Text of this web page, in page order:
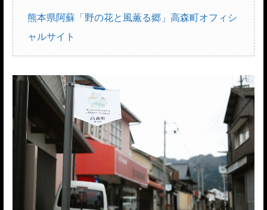
熊本県阿蘇「野の花と風薫る郷」高森町オフィシ
ャルサイト